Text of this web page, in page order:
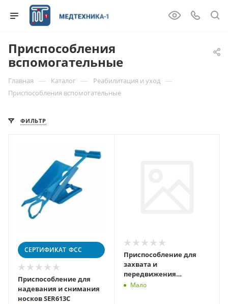
Приспособления
вспомогательные
Главная — Каталог — Реабилитация и уход —
Приспособления вспомогательные
ФИЛЬТР
СЕРТИФИКАТ ФСС
Приспособление для
надевания и снимания
носков SER613C
Приспособление для
захвата и
передвижения
предметов MEGA33
Мало